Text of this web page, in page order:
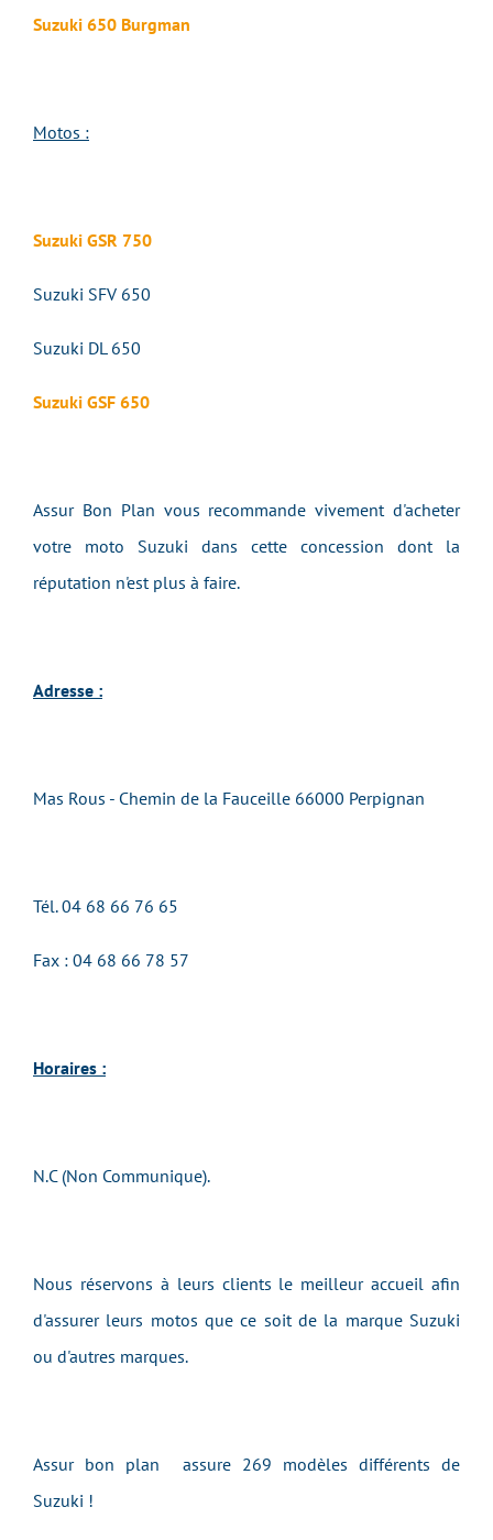
Suzuki 650 Burgman
Motos :
Suzuki GSR 750
Suzuki SFV 650
Suzuki DL 650
Suzuki GSF 650
Assur Bon Plan vous recommande vivement d'acheter
votre moto Suzuki dans cette concession dont la
réputation n'est plus à faire.
Adresse :
Mas Rous - Chemin de la Fauceille 66000 Perpignan
Tél.04 68 66 76 65
Fax : 04 68 66 78 57
Horaires :
N.C (Non Communique).
Nous réservons à leurs clients le meilleur accueil afin
d'assurer leurs motos que ce soit de la marque Suzuki
ou d'autres marques.
Assur bon plan assure 269 modèles différents de
Suzuki !